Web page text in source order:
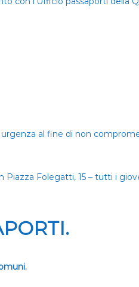
al fine di non
Folegatti, 15 – tutti i